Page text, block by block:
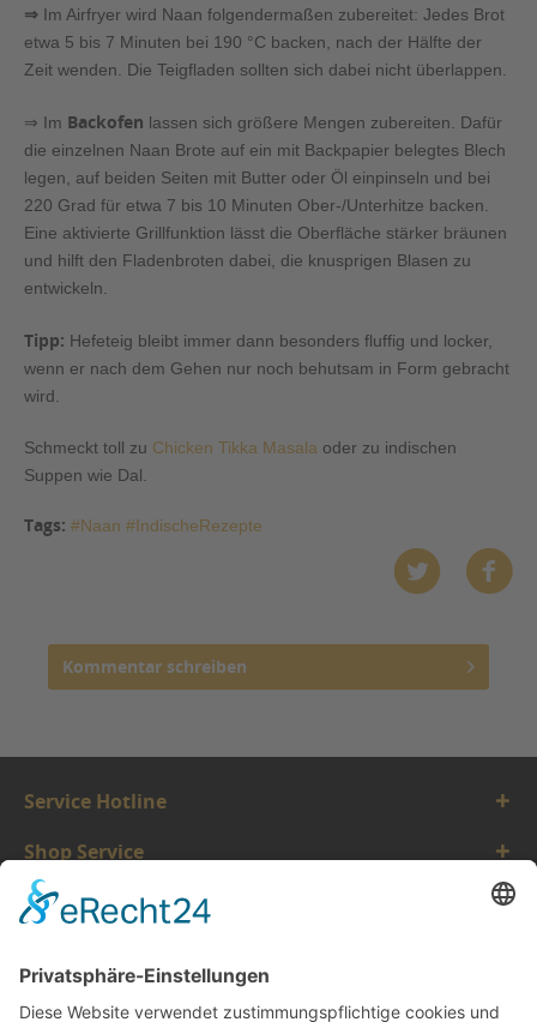
⇒ Im Airfryer wird Naan folgendermaßen zubereitet: Jedes Brot
etwa 5 bis 7 Minuten bei 190 °C backen, nach der Hälfte der
Zeit wenden. Die Teigfladen sollten sich dabei nicht überlappen.
⇒ Im Backofen lassen sich größere Mengen zubereiten. Dafür
die einzelnen Naan Brote auf ein mit Backpapier belegtes Blech
legen, auf beiden Seiten mit Butter oder Öl einpinseln und bei
220 Grad für etwa 7 bis 10 Minuten Ober-/Unterhitze backen.
Eine aktivierte Grillfunktion lässt die Oberfläche stärker bräunen
und hilft den Fladenbroten dabei, die knusprigen Blasen zu
entwickeln.
Tipp: Hefeteig bleibt immer dann besonders fluffig und locker,
wenn er nach dem Gehen nur noch behutsam in Form gebracht
wird.
Schmeckt toll zu Chicken Tikka Masala oder zu indischen
Suppen wie Dal.
Tags: #Naan #IndischeRezepte
Kommentar schreiben
Service Hotline
Shop Service
Informationen